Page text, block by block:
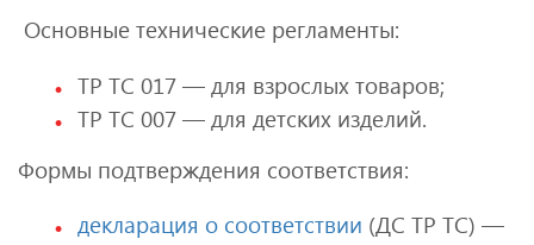
Основные технические регламенты:
ТР ТС 017 — для взрослых товаров;
ТР ТС 007 — для детских изделий.
Формы подтверждения соответствия:
декларация о соответствии (ДС ТР ТС) —